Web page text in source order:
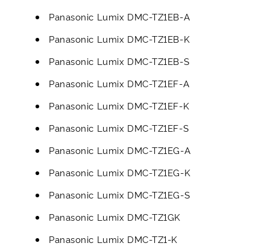
Panasonic Lumix DMC-TZ1EB-A
Panasonic Lumix DMC-TZ1EB-K
Panasonic Lumix DMC-TZ1EB-S
Panasonic Lumix DMC-TZ1EF-A
Panasonic Lumix DMC-TZ1EF-K
Panasonic Lumix DMC-TZ1EF-S
Panasonic Lumix DMC-TZ1EG-A
Panasonic Lumix DMC-TZ1EG-K
Panasonic Lumix DMC-TZ1EG-S
Panasonic Lumix DMC-TZ1GK
Panasonic Lumix DMC-TZ1-K